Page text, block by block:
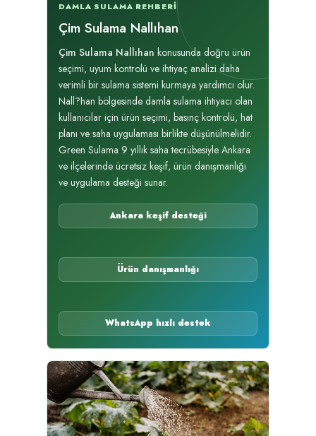
DAMLA SULAMA REHBERI
Çim Sulama Nallıhan
Çim Sulama Nallıhan konusunda doğru ürün
seçimi, uyum kontrolü ve ihtiyaç analizi daha
verimli bir sulama sistemi kurmaya yardımcı olur.
Nall?han bölgesinde damla sulama ihtiyacı olan
kullanıcılar için ürün seçimi, basınç kontrolü, hat
planı ve saha uygulaması birlikte düşünülmelidir.
Green Sulama 9 yıllık saha tecrübesiyle Ankara
ve ilçelerinde ücretsiz keşif, ürün danışmanlığı
ve uygulama desteği sunar.
Ankara keşif desteği
Ürün danışmanlığı
WhatsApp hızlı destek